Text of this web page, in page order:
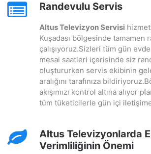
Randevulu Servis
Altus Televizyon Servisi
Kuşadası bölgesinde tamamen
çalışıyoruz.Sizleri tüm gün
mesai saatleri içerisinde siz
oluştururken servis ekibinin
aralığını tarafınıza
akışımızı kontrol altına alıyor
tüm tüketicilerle gün içi
Altus Televizyonlarda
Verimliliğinin Önemi